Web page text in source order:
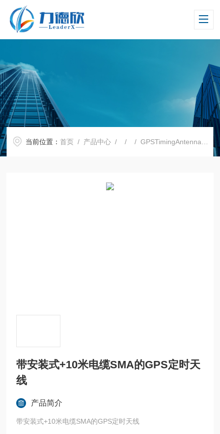
当前位置：首页 / 产品中心 / / / GPSTimingAntennawithmount带安装式+10米电缆SMA的GPS定时天线
带安装式+10米电缆SMA的GPS定时天
线
产品简介
带安装式+10米电缆SMA的GPS定时天线